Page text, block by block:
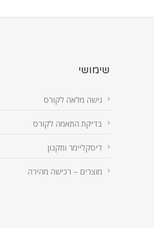
שימושי
גישה מלאה לקורס
בדיקת התאמה לקורס
דיסקליימר ותקנון
מוצרים – רכישה מהירה